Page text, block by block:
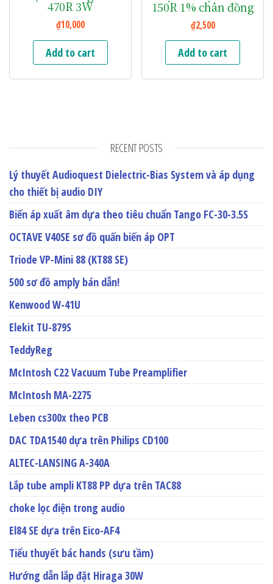
470R 3W
₫10,000
Add to cart
150R 1% chân đồng
₫2,500
Add to cart
RECENT POSTS
Lý thuyết Audioquest Dielectric-Bias System và áp dụng
cho thiết bị audio DIY
Biến áp xuất âm dựa theo tiêu chuẩn Tango FC-30-3.5S
OCTAVE V40SE sơ đồ quấn biến áp OPT
Triode VP-Mini 88 (KT88 SE)
500 sơ đồ amply bán dẫn!
Kenwood W-41U
Elekit TU-879S
TeddyReg
McIntosh C22 Vacuum Tube Preamplifier
McIntosh MA-2275
Leben cs300x theo PCB
DAC TDA1540 dựa trên Philips CD100
ALTEC-LANSING A-340A
Lắp tube ampli KT88 PP dựa trên TAC88
choke lọc điện trong audio
El84 SE dựa trên Eico-AF4
Tiểu thuyết bác hands (sưu tầm)
Hướng dẫn lắp đặt Hiraga 30W